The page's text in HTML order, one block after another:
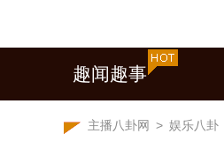
趣闻趣事
主播八卦网 > 娱乐八卦